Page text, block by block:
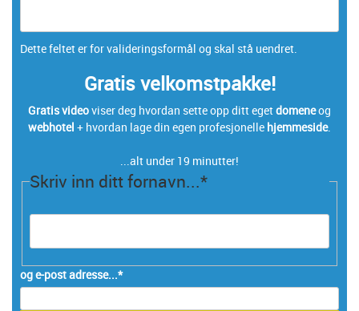
Dette feltet er for valideringsformål og skal stå uendret.
Gratis velkomstpakke!
Gratis videoviser deg hvordan sette opp ditt egetdomeneog
webhotel + hvordan lage din egen profesjonelle hjemmeside.
...alt under 19 minutter!
Skriv inn ditt fornavn...*
og e-post adresse...*